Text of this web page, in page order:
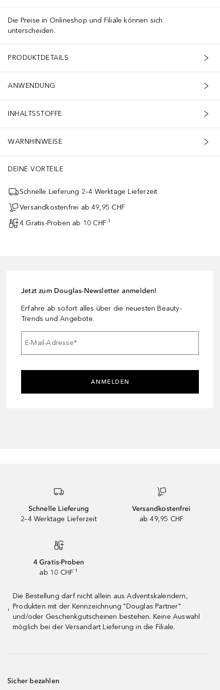
Die Preise in Onlineshop und Filiale können sich
unterscheiden.
PRODUKTDETAILS
ANWENDUNG
INHALTSSTOFFE
WARNHINWEISE
DEINE VORTEILE
Schnelle Lieferung 2–4 Werktage Lieferzeit
Versandkostenfrei ab 49,95 CHF
4 Gratis-Proben ab 10 CHF ¹
Jetzt zum Douglas-Newsletter anmelden!
Erfahre ab sofort alles über die neuesten Beauty-
Trends und Angebote.
E-Mail-Adresse*
ANMELDEN
Schnelle Lieferung
2–4 Werktage Lieferzeit
Versandkostenfrei
ab 49,95 CHF
4 Gratis-Proben
ab 10 CHF ¹
¹
Die Bestellung darf nicht allein aus Adventskalendern,
Produkten mit der Kennzeichnung "Douglas Partner"
und/oder Geschenkgutscheinen bestehen. Keine Auswahl
möglich bei der Versandart Lieferung in die Filiale.
Sicher bezahlen